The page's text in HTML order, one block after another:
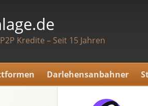
Kredite – Seit 15 Jahren
Darlehensanbahner